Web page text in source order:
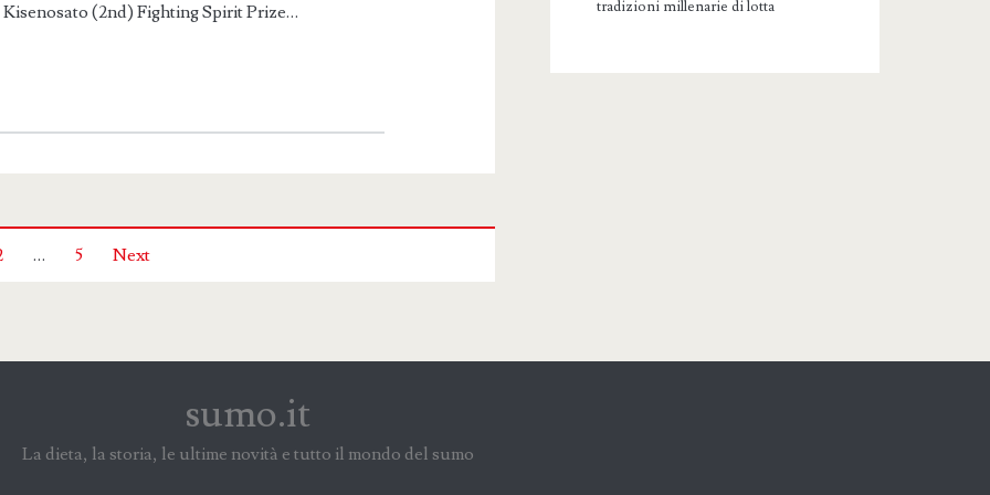
(2nd) Fighting Spirit Prize…
… 5 Next
tradizioni millenarie di lotta
sumo.it
La dieta, la storia, le ultime novità e tutto il mondo del sumo